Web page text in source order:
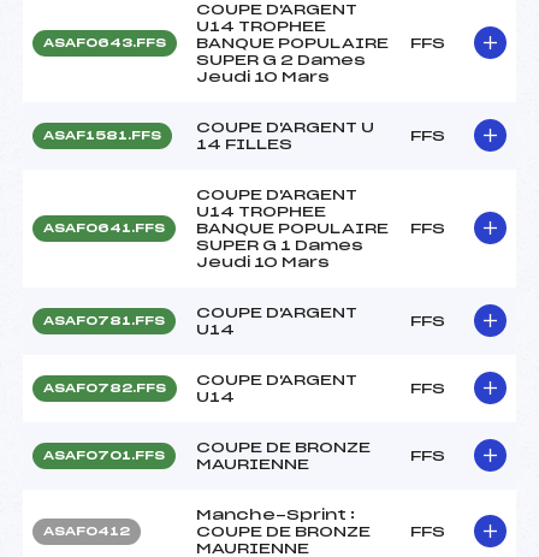
ASAF0643.FFS
COUPE D'ARGENT
U14 TROPHEE
BANQUE POPULAIRE
SUPER G 2 Dames
Jeudi 10 Mars
FFS
ASAF1581.FFS
COUPE D'ARGENT U
14 FILLES
FFS
ASAF0641.FFS
COUPE D'ARGENT
U14 TROPHEE
BANQUE POPULAIRE
SUPER G 1 Dames
Jeudi 10 Mars
FFS
ASAF0781.FFS
COUPE D'ARGENT
U14
FFS
ASAF0782.FFS
COUPE D'ARGENT
U14
FFS
ASAF0701.FFS
COUPE DE BRONZE
MAURIENNE
FFS
ASAF0412
Manche-Sprint :
COUPE DE BRONZE
MAURIENNE
FFS